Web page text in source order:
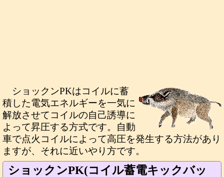
ショックンPKはコイルに蓄
積した電気エネルギーを一気に
解放させてコイルの自己誘導に
よって昇圧する方式です。自動
車で点火コイルによって高圧を発生する方法があり
ますが、それに近いやり方です。
ショックンPK(コイル蓄電キックバッ